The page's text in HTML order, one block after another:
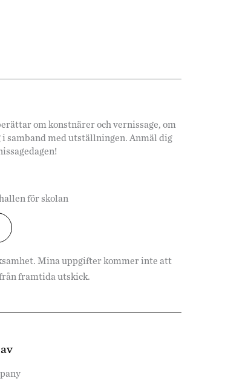
om konstnärer och vernissage, om
samband med utställningen. Anmäl dig
för skolan
Mina uppgifter kommer inte att
framtida utskick.